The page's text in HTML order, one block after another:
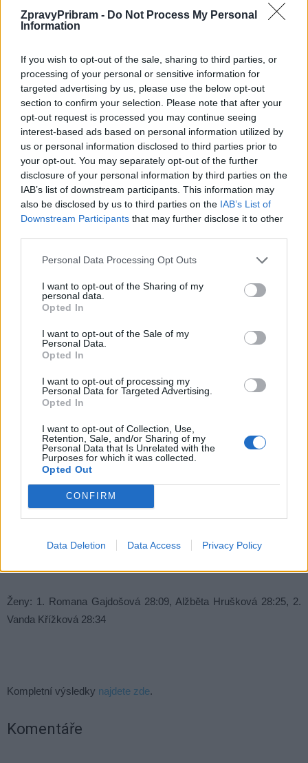
ZpravyPribram - Do Not Process My Personal
Information
If you wish to opt-out of the sale, sharing to third parties, or
processing of your personal or sensitive information for
targeted advertising by us, please use the below opt-out
section to confirm your selection. Please note that after your
opt-out request is processed you may continue seeing
interest-based ads based on personal information utilized by
us or personal information disclosed to third parties prior to
your opt-out. You may separately opt-out of the further
disclosure of your personal information by third parties on the
IAB’s list of downstream participants. This information may
also be disclosed by us to third parties on the IAB’s List of
Downstream Participants that may further disclose it to other
Personal Data Processing Opt Outs
I want to opt-out of the Sharing of my
personal data.
Opted In
I want to opt-out of the Sale of my
Personal Data.
Opted In
I want to opt-out of processing my
Personal Data for Targeted Advertising.
Opted In
I want to opt-out of Collection, Use,
Retention, Sale, and/or Sharing of my
Personal Data that Is Unrelated with the
Purposes for which it was collected.
Opted Out
CONFIRM
Data Deletion Data Access Privacy Policy
Filip Michálek
Novinkou této sezony je Speedo Plavecká prémie, která oceňuje
nejlepší plavecké výkony dne. Jejími vítězi se stali Alžběta
Hrušková a Jakub Marek.
Výsledky
Mistrovství ČR v super sprintu, Příbram, 15. června 2024
Václavík 25:20
Michaela Mitisková 28:58
Příbramský triatlon
Muži: 1. Filip Lizák 25:06, 2. Filip Michálek 25:13, 3. Jakub Mittner
Ženy: 1. Romana Gajdošová 28:09, Alžběta Hrušková 28:25, 2.
Vanda Křížková 28:34
Kompletní výsledky najdete zde.
Komentáře